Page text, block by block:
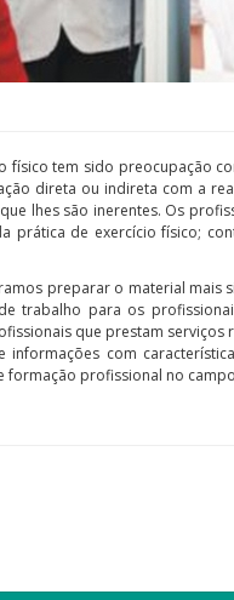
tem sido preocupação
direta ou indireta com a
lhes são inerentes. Os
prática de exercício físico;
preparar o material mais
trabalho para os
que prestam serviços
com
profissional no